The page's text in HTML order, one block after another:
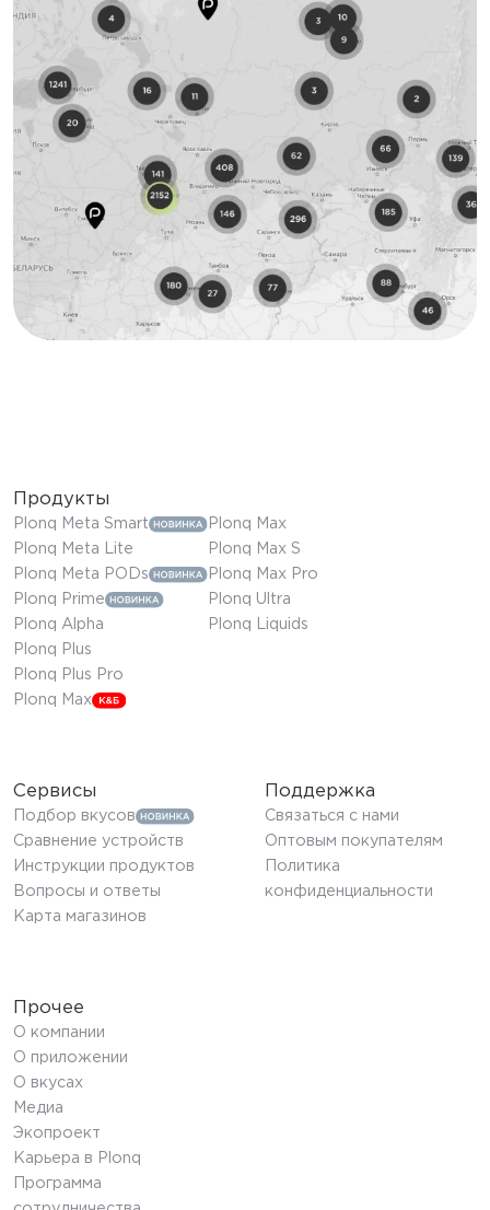
Продукты
Plonq Meta Smart
Plonq Meta Lite
Plonq Meta PODs
Plonq Prime
Plonq Alpha
Plonq Plus
Plonq Plus Pro
Plonq Max
Plonq Max
Plonq Max S
Plonq Max Pro
Plonq Ultra
Plonq Liquids
Сервисы
Подбор вкусов
Сравнение устройств
Инструкции продуктов
Вопросы и ответы
Карта магазинов
Поддержка
Связаться с нами
Оптовым покупателям
Политика
конфиденциальности
Прочее
О компании
О приложении
О вкусах
Медиа
Экопроект
Карьера в Plonq
Программа